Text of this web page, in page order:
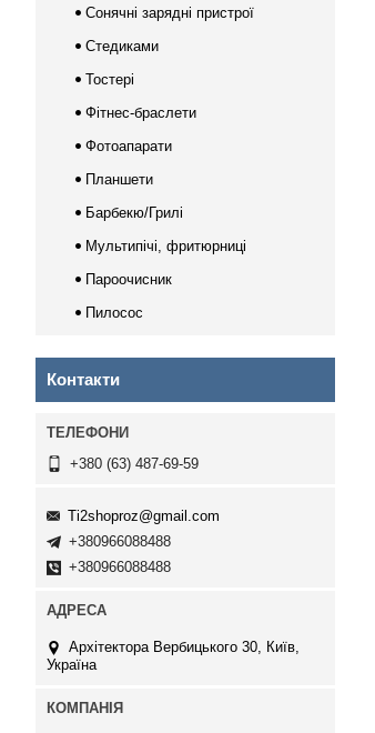
Сонячні зарядні пристрої
Стедиками
Тостері
Фітнес-браслети
Фотоапарати
Планшети
Барбекю/Грилі
Мультипічі, фритюрниці
Пароочисник
Пилосос
Контакти
+380 (63) 487-69-59
Ti2shoproz@gmail.com
+380966088488
+380966088488
Архітектора Вербицького 30, Київ,
Україна